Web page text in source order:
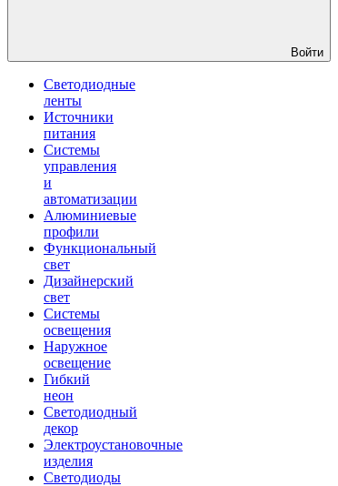
Войти
Светодиодные
ленты
Источники
питания
Системы
управления
и
автоматизации
Алюминиевые
профили
Функциональный
свет
Дизайнерский
свет
Системы
освещения
Наружное
освещение
Гибкий
неон
Светодиодный
декор
Электроустановочные
изделия
Светодиоды